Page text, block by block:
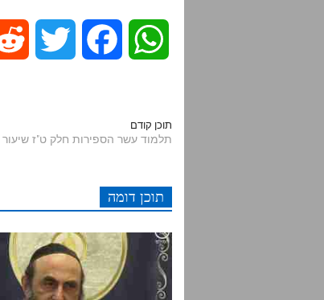
W
s
A
o
o
r
תוכן קודם
תלמוד עשר הספירות חלק ט"ז שיעור 17 | א'תתקי"ט-תתק"כ
תוכן דומה